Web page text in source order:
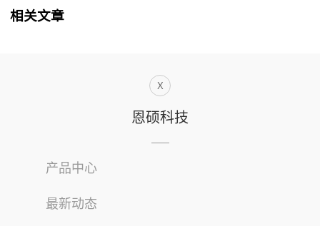
相关文章
X
恩硕科技
产品中心
最新动态